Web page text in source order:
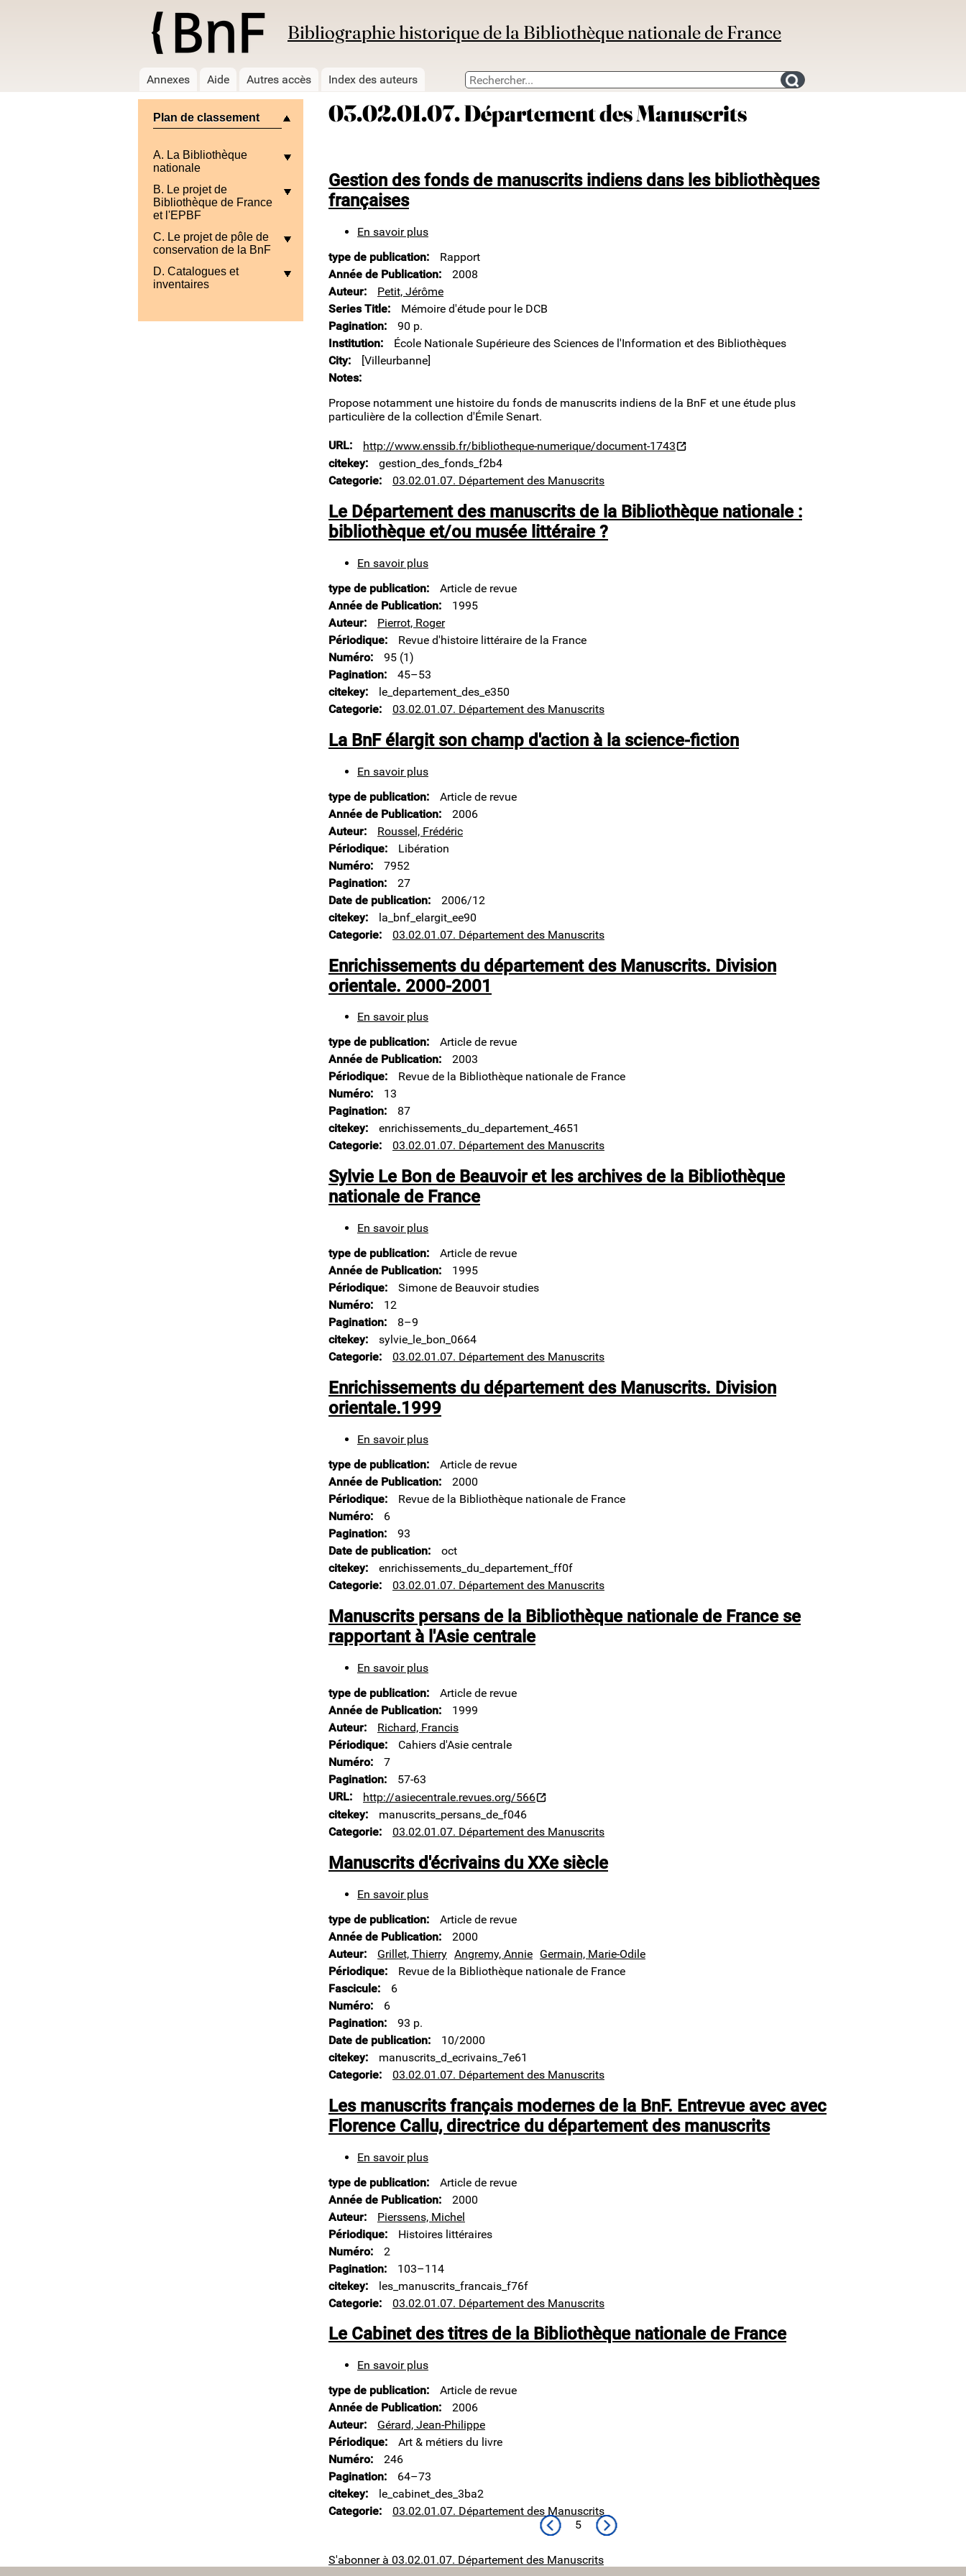
Bibliographie historique de la Bibliothèque nationale de France
Annexes Aide Autres accès Index des auteurs Search for an bibliography
Plan de classement
A. La Bibliothèque
nationale
B. Le projet de
Bibliothèque de France
et l'EPBF
C. Le projet de pôle de
conservation de la BnF
D. Catalogues et
inventaires
03.02.01.07. Département des Manuscrits
Gestion des fonds de manuscrits indiens dans les bibliothèques
françaises
En savoir plus
des
fonds
de
manuscrits
indiens
les
bibliothèques
françaises
type de publication
Rapport
Année de Publication
2008
Auteur
Petit, Jérôme
Series Title
Mémoire d'étude pour le DCB
Pagination
90 p.
Institution
École Nationale Supérieure des Sciences de l'Information et des Bibliothèques
City
[Villeurbanne]
Notes
Propose notamment une histoire du fonds de manuscrits indiens de la BnF et une étude plus
particulière de la collection d'Émile Senart.
URL
http://www.enssib.fr/bibliotheque-numerique/document-1743
citekey
gestion_des_fonds_f2b4
Categorie
03.02.01.07. Département des Manuscrits
Le Département des manuscrits de la Bibliothèque nationale :
bibliothèque et/ou musée littéraire ?
En savoir plus
Département
des
manuscrits
de
la
nationale
bibliothèque
et/ou
littéraire
type de publication
Article de revue
Année de Publication
1995
Auteur
Pierrot, Roger
Périodique
Revue d'histoire littéraire de la France
Numéro
95 (1)
Pagination
45–53
citekey
le_departement_des_e350
Categorie
03.02.01.07. Département des Manuscrits
La BnF élargit son champ d'action à la science-fiction
En savoir plus
BnF
élargit
son
champ
d'action
science-
fiction
type de publication
Article de revue
Année de Publication
2006
Auteur
Roussel, Frédéric
Périodique
Libération
Numéro
7952
Pagination
27
Date de publication
2006/12
citekey
la_bnf_elargit_ee90
Categorie
03.02.01.07. Département des Manuscrits
Enrichissements du département des Manuscrits. Division
orientale. 2000-2001
En savoir plus
du
département
des
2000-
2001
type de publication
Article de revue
Année de Publication
2003
Périodique
Revue de la Bibliothèque nationale de France
Numéro
13
Pagination
87
citekey
enrichissements_du_departement_4651
Categorie
03.02.01.07. Département des Manuscrits
Sylvie Le Bon de Beauvoir et les archives de la Bibliothèque
nationale de France
En savoir plus
Le
Bon
de
archives
de
la
Bibliothèque
nationale
de
France
type de publication
Article de revue
Année de Publication
1995
Périodique
Simone de Beauvoir studies
Numéro
12
Pagination
8–9
citekey
sylvie_le_bon_0664
Categorie
03.02.01.07. Département des Manuscrits
Enrichissements du département des Manuscrits. Division
orientale.1999
En savoir plus
du
département
des
Manuscrits.
type de publication
Article de revue
Année de Publication
2000
Périodique
Revue de la Bibliothèque nationale de France
Numéro
6
Pagination
93
Date de publication
oct
citekey
enrichissements_du_departement_ff0f
Categorie
03.02.01.07. Département des Manuscrits
Manuscrits persans de la Bibliothèque nationale de France se
rapportant à l'Asie centrale
En savoir plus
persans
de
la
Bibliothèque
nationale
se
rapportant
à
l'Asie
type de publication
Article de revue
Année de Publication
1999
Auteur
Richard, Francis
Périodique
Cahiers d'Asie centrale
Numéro
7
Pagination
57-63
URL
http://asiecentrale.revues.org/566
citekey
manuscrits_persans_de_f046
Categorie
03.02.01.07. Département des Manuscrits
Manuscrits d'écrivains du XXe siècle
En savoir plus
d'écrivains
du
siècle
type de publication
Article de revue
Année de Publication
2000
Auteur
Grillet, Thierry Angremy, Annie Germain, Marie-Odile
Périodique
Revue de la Bibliothèque nationale de France
Fascicule
6
Numéro
6
Pagination
93 p.
Date de publication
10/2000
citekey
manuscrits_d_ecrivains_7e61
Categorie
03.02.01.07. Département des Manuscrits
Les manuscrits français modernes de la BnF. Entrevue avec avec
Florence Callu, directrice du département des manuscrits
En savoir plus
manuscrits
français
modernes
de
la
Entrevue
avec
avec
Florence
directrice
manuscrits
type de publication
Article de revue
Année de Publication
2000
Auteur
Pierssens, Michel
Périodique
Histoires littéraires
Numéro
2
Pagination
103–114
citekey
les_manuscrits_francais_f76f
Categorie
03.02.01.07. Département des Manuscrits
Le Cabinet des titres de la Bibliothèque nationale de France
En savoir plus
Cabinet
des
titres
de
la
nationale
de
France
type de publication
Article de revue
Année de Publication
2006
Auteur
Gérard, Jean-Philippe
Périodique
Art & métiers du livre
Numéro
246
Pagination
64–73
citekey
le_cabinet_des_3ba2
Categorie
03.02.01.07. Département des Manuscrits
Page précédente
5 Page suivante
S'abonner à 03.02.01.07. Département des Manuscrits